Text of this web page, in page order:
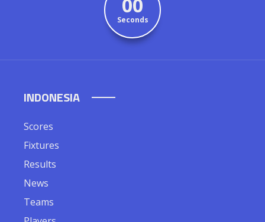
00
Seconds
Scores
Fixtures
Results
News
Teams